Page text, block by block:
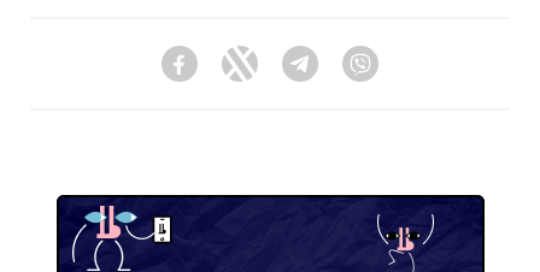
FacebookTwitter Telegram